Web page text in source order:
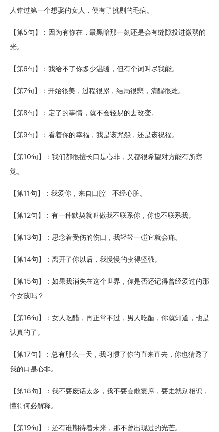
人错过第一个想娶的女人，便有了挑剔的毛病。
【第5句】：因为有你在，最黑暗那一刻还是会有缝隙投进微弱的
光。
【第6句】：我给不了你多少温暖，但有个词叫尽我能。
【第7句】：开始很美，过程很累，结局很悲，清醒很难。
【第8句】：定了的事情，就不会轻易的去改变。
【第9句】：看着你的幸福，我是该咒怨，还是该祝福。
【第10句】：我们都很擅长口是心非，又都很希望对方能有所察
觉。
【第11句】：我爱你，来自口腔，不经心脏。
【第12句】：有一种默契就叫做我不联系你，你也不联系我。
【第13句】：思念着受伤的伤口，我轻轻一碰它就会痛。
【第14句】：离开了你以后，我慢慢的变得坚强。
【第15句】：如果我消失在这个世界，你是否还记得曾经爱过的那
个女孩吗？
【第16句】：女人吃醋，再正常不过，男人吃醋，你就知道，他是
认真的了。
【第17句】：总有那么一天，我习惯了你的直来直去，你也猜透了
我的口是心非。
【第18句】：我不要废话太多，我不要会散宴席，要走就别相识，
懂得何必解释。
【第19句】：还有谁期待着未来，那不曾出现过的光芒。